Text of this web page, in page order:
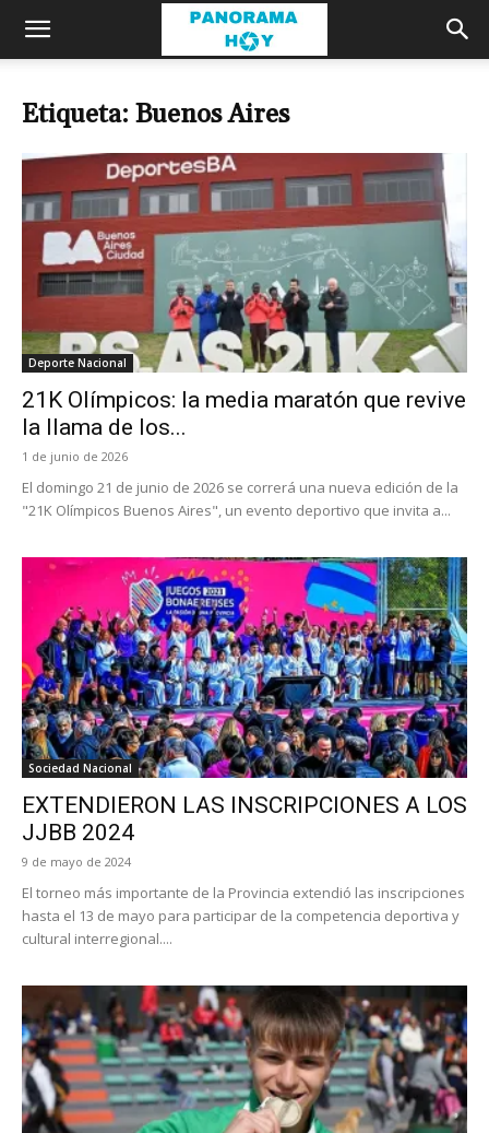
Etiqueta: Buenos Aires
Deporte Nacional
21K Olímpicos: la media maratón que revive
la llama de los...
1 de junio de 2026
El domingo 21 de junio de 2026 se correrá una nueva edición de la
"21K Olímpicos Buenos Aires", un evento deportivo que invita a...
Sociedad Nacional
EXTENDIERON LAS INSCRIPCIONES A LOS
JJBB 2024
9 de mayo de 2024
El torneo más importante de la Provincia extendió las inscripciones
hasta el 13 de mayo para participar de la competencia deportiva y
cultural interregional....